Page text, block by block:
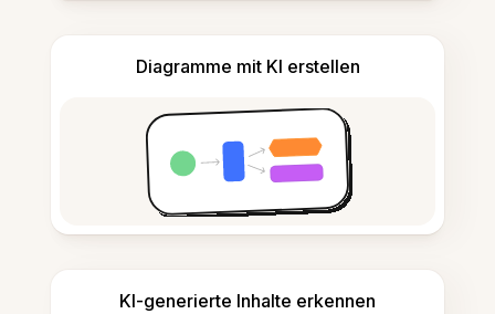
Diagramme mit KI erstellen
KI-generierte Inhalte erkennen